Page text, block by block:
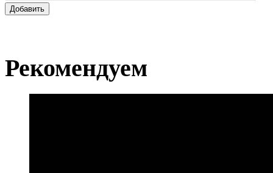
Добавить
Рекомендуем